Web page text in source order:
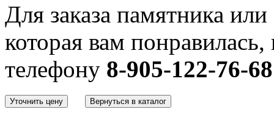
Для заказа памятника
которая вам
телефону 8-905-122-76-68